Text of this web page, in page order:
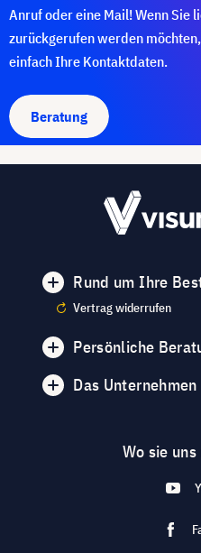
Anruf oder eine Mail! Wenn Sie
zurückgerufen werden
einfach Ihre Kontaktdaten.
Beratung
Rund um Ihre
Vertrag widerrufen
Persönliche
Das Unternehmen
Wo sie